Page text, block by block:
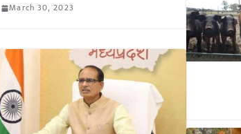
March 30, 2023